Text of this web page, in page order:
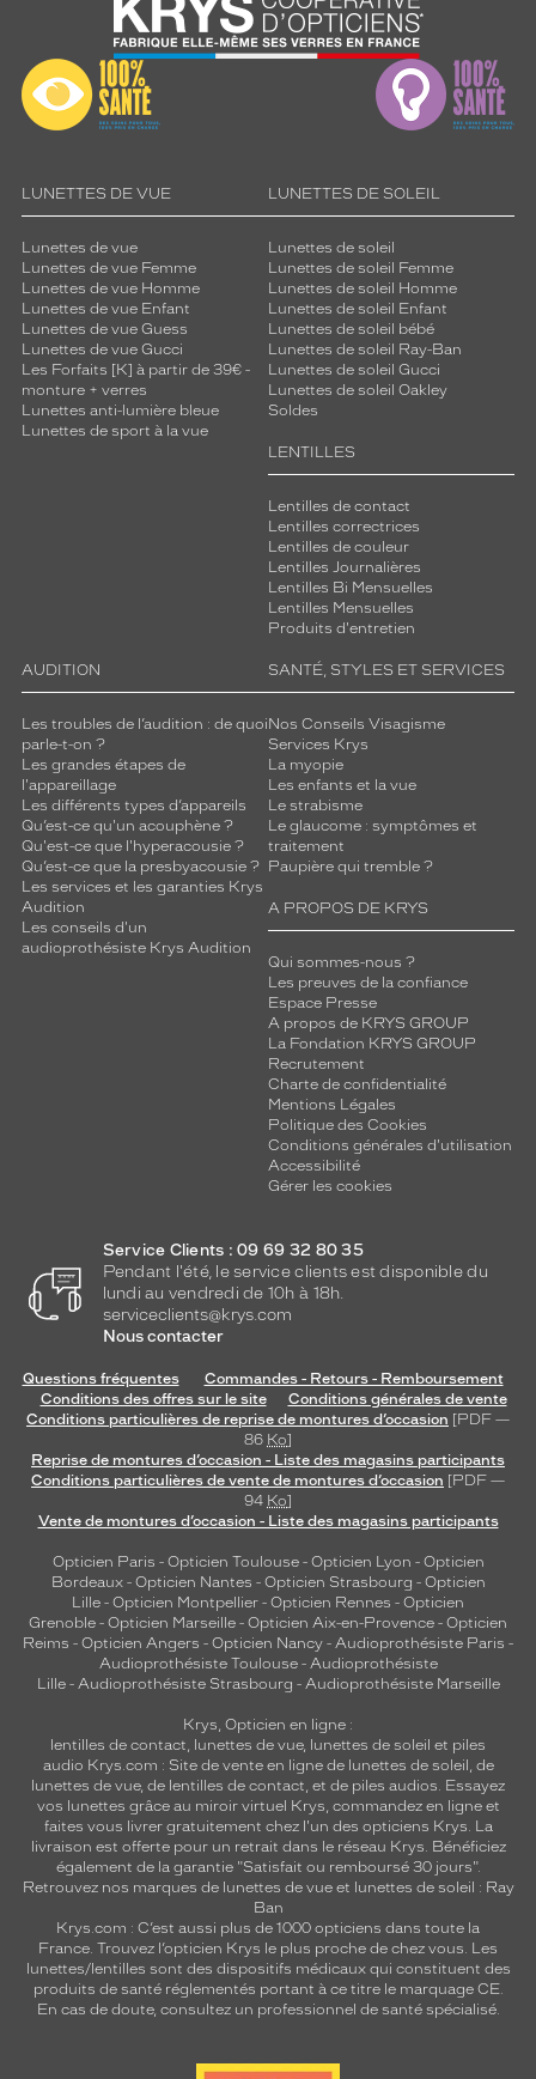
LUNETTES DE VUE
Lunettes de vue
Lunettes de vue Femme
Lunettes de vue Homme
Lunettes de vue Enfant
Lunettes de vue Guess
Lunettes de vue Gucci
Les Forfaits [K] à partir de 39€ -
monture + verres
Lunettes anti-lumière bleue
Lunettes de sport à la vue
LUNETTES DE SOLEIL
Lunettes de soleil
Lunettes de soleil Femme
Lunettes de soleil Homme
Lunettes de soleil Enfant
Lunettes de soleil bébé
Lunettes de soleil Ray-Ban
Lunettes de soleil Gucci
Lunettes de soleil Oakley
Soldes
LENTILLES
Lentilles de contact
Lentilles correctrices
Lentilles de couleur
Lentilles Journalières
Lentilles Bi Mensuelles
Lentilles Mensuelles
Produits d'entretien
AUDITION
Les troubles de l’audition : de quoi
parle-t-on ?
Les grandes étapes de
l'appareillage
Les différents types d’appareils
Qu’est-ce qu'un acouphène ?
Qu'est-ce que l'hyperacousie ?
Qu’est-ce que la presbyacousie ?
Les services et les garanties Krys
Audition
Les conseils d'un
audioprothésiste Krys Audition
SANTÉ, STYLES ET SERVICES
Nos Conseils Visagisme
Services Krys
La myopie
Les enfants et la vue
Le strabisme
Le glaucome : symptômes et
traitement
Paupière qui tremble ?
A PROPOS DE KRYS
Qui sommes-nous ?
Les preuves de la confiance
Espace Presse
A propos de KRYS GROUP
La Fondation KRYS GROUP
Recrutement
Charte de confidentialité
Mentions Légales
Politique des Cookies
Conditions générales d'utilisation
Accessibilité
Gérer les cookies
Service Clients : 09 69 32 80 35
Pendant l'été, le service clients est disponible du
lundi au vendredi de 10h à 18h.
serviceclients@krys.com
Nous contacter
Questions fréquentes
Commandes - Retours - Remboursement
Conditions des offres sur le site
Conditions générales de vente
Conditions particulières de reprise de montures d’occasion [PDF —
86 Ko]
Reprise de montures d’occasion - Liste des magasins participants
Conditions particulières de vente de montures d’occasion [PDF —
94 Ko]
Vente de montures d’occasion - Liste des magasins participants
Opticien Paris - Opticien Toulouse- Opticien Lyon - Opticien
Bordeaux- Opticien Nantes - Opticien Strasbourg - Opticien
Lille - Opticien Montpellier - Opticien Rennes - Opticien
Grenoble - Opticien Marseille - Opticien Aix-en-Provence - Opticien
Reims - Opticien Angers - Opticien Nancy - Audioprothésiste Paris -
Audioprothésiste Toulouse- Audioprothésiste
Lille- Audioprothésiste Strasbourg - Audioprothésiste Marseille
Krys, Opticien en ligne :
lentilles de contact lunettes de vue, lunettes de soleil et piles
audio Krys.com : Site de vente en ligne de lunettes de soleil, de
lunettes de vue, de lentilles de contact , et de piles audios. Essayez
vos lunettes grâce au miroir virtuel Krys, commandez en ligne et
faites vous livrer gratuitement chez l'un des opticiens Krys. La
livraison est offerte pour un retrait dans le réseau Krys. Bénéficiez
également de la garantie "Satisfait ou remboursé 30 jours".
Retrouvez nos marques de lunettes de vue et lunettes de soleil : Ray
Ban
Krys.com : C’est aussi plus de 1000 opticiens dans toute la
France. Trouvez l’opticien Krys le plus proche de chez vous . Les
lunettes/lentilles sont des dispositifs médicaux qui constituent des
produits de santé réglementés portant à ce titre le marquage CE.
En cas de doute, consultez un professionnel de santé spécialisé.